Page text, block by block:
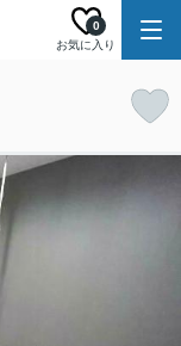
お気に入り
0